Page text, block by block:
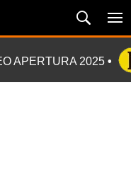
APERTURA 2025